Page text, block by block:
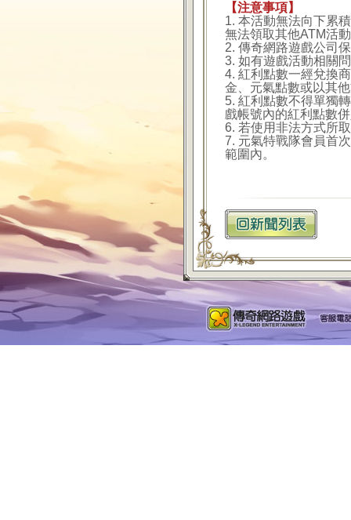
【注意事項】
1. 本活動無法向下累
無法領取其他ATM活
2. 傳奇網路遊戲公司
3. 如有遊戲活動相關
4. 紅利點數一經兌換
金、元氣點數或以其
5. 紅利點數不得單獨
戲帳號內的紅利點數
6. 若使用非法方式所
7. 元氣特戰隊會員首
範圍內。